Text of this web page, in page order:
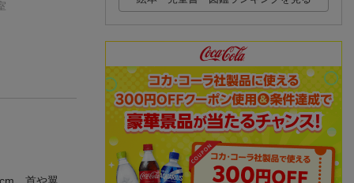
学研・科学編集室
学研・科学編集室
。首や翼、